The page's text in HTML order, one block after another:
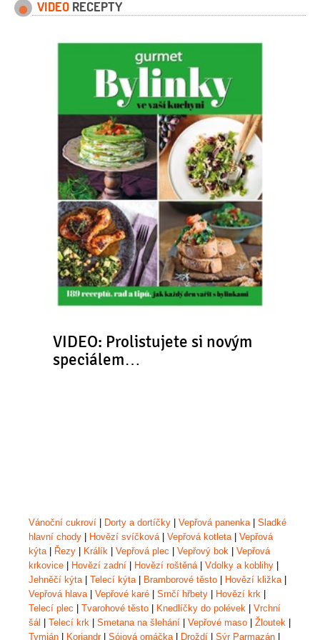
VIDEO RECEPTY
VIDEO: Prolistujete si novým
speciálem…
Vánoční cukroví Dorty a dortíčky Vepřová panenka| Sladké
hlavní chody
Hovězí svíčková| Vepřová kotleta| Vepřová
kýta| Řezy Králík Vepřová plec Vepřový bok
Vepřová
krkovice
Hovězí zadní Hovězí roštěná| Vdolky a koblihy
Jehněčí kýta| Telecí kýta| Bramborové těsto Hovězí kližka|
Vepřová hlava| Vepřové karé Srnčí hřbety Hovězí krk
Telecí plec
Tvarohové těsto Knedlíčky do polévek
Vrchní
šál
Telecí krk Smetana na šlehání Vepřové maso Žloutek
Tymián
Koriandr| Sójová omáčka| Droždí Sýr Parmazán